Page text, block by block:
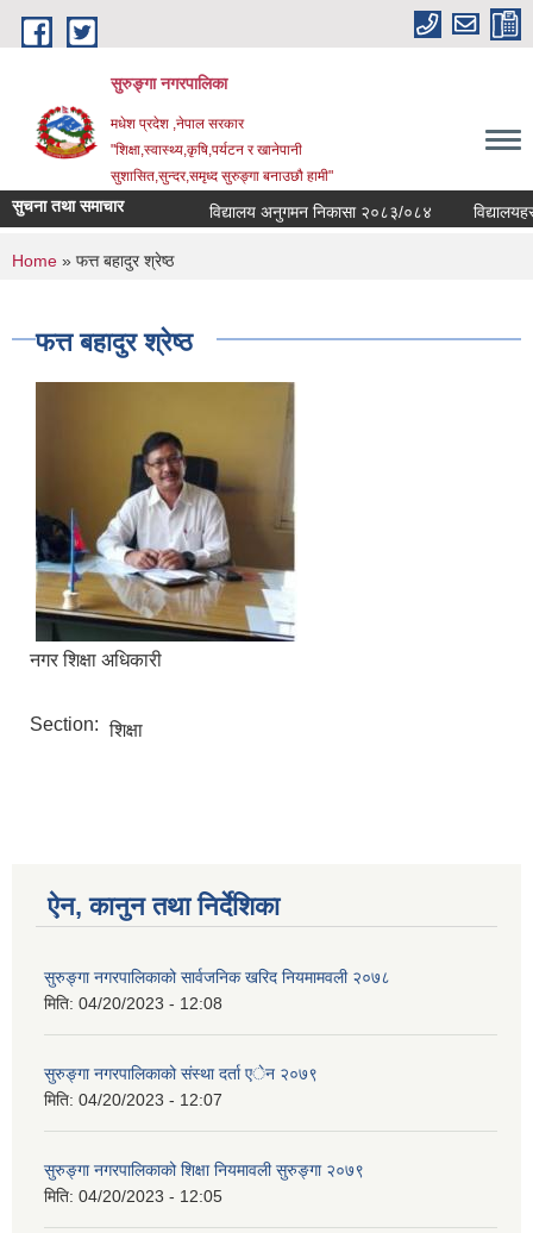
Skip to main content
सुरुङ्‍गा नगरपालिका
मधेश प्रदेश ,नेपाल सरकार
"शिक्षा,स्वास्थ्य,कृषि,पर्यटन र खानेपानी
सुशासित,सुन्दर,समृध्द सुरुङ्गा बनाउछौ हामी"
सुचना तथा समाचार विद्यालय अनुगमन निकासा २०८३/०८४
You are here
Home » फत्त बहादुर श्रेष्ठ
फत्त बहादुर श्रेष्ठ
नगर शिक्षा अधिकारी
Section: शिक्षा
ऐन, कानुन तथा निर्देशिका
सुरुङ्गा नगरपालिकाको सार्वजनिक खरिद नियमामवली २०७८
मिति: 04/20/2023 - 12:08
सुरुङ्गा नगरपालिकाको संस्था दर्ता एेन २०७९
मिति: 04/20/2023 - 12:07
सुरुङ्गा नगरपालिकाको शिक्षा नियमावली सुरुङ्गा २०७९
मिति: 04/20/2023 - 12:05